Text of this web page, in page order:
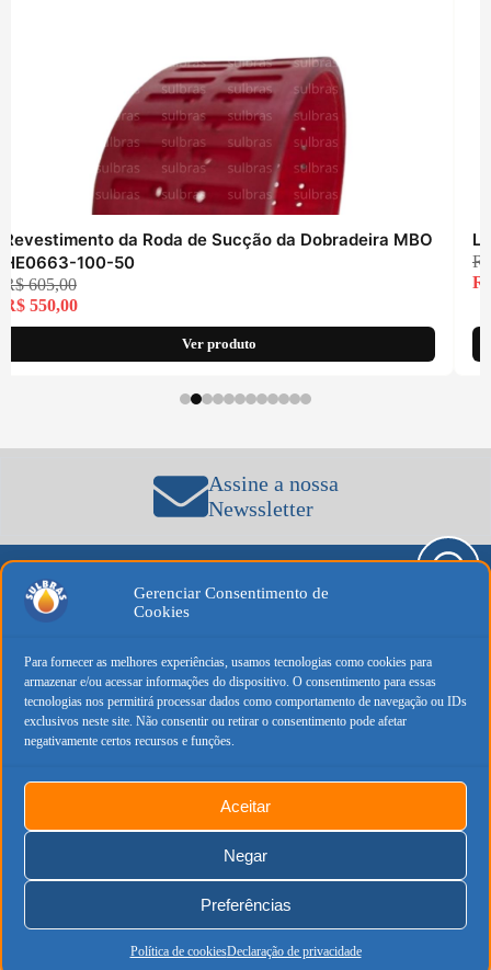
Gerenciar Consentimento de
Cookies
Para fornecer as melhores experiências, usamos tecnologias como cookies para
armazenar e/ou acessar informações do dispositivo. O consentimento para essas
tecnologias nos permitirá processar dados como comportamento de navegação ou IDs
exclusivos neste site. Não consentir ou retirar o consentimento pode afetar
negativamente certos recursos e funções.
Aceitar
Negar
Preferências
Política de cookiesDeclaração de privacidade
Revestimento da Roda de Sucção da Dobradeira MBO
HE0663-100-50
R$605,00
R$ 550,00
Ver produto
Assine a nossa
Newssletter
conecta.
Soluções
que
duram
Rua Bernardino
Fanganiello, nº
576
São Paulo/SP
Institucional
Sobre a
Sulbrás
Contato
Política de
Política de
Como
comprar
Prazos e
devoluções
SULBRÁS © 2026 Todos os Direitos Reservados